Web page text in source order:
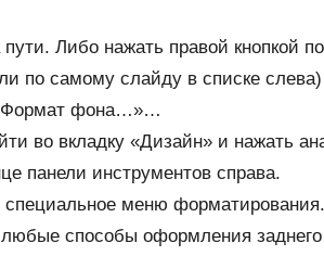
Либо нажать правой кнопкой
по самому слайду в списке
фона…»…
во вкладку «Дизайн» и нажать
панели инструментов справа.
специальное меню
способы оформления